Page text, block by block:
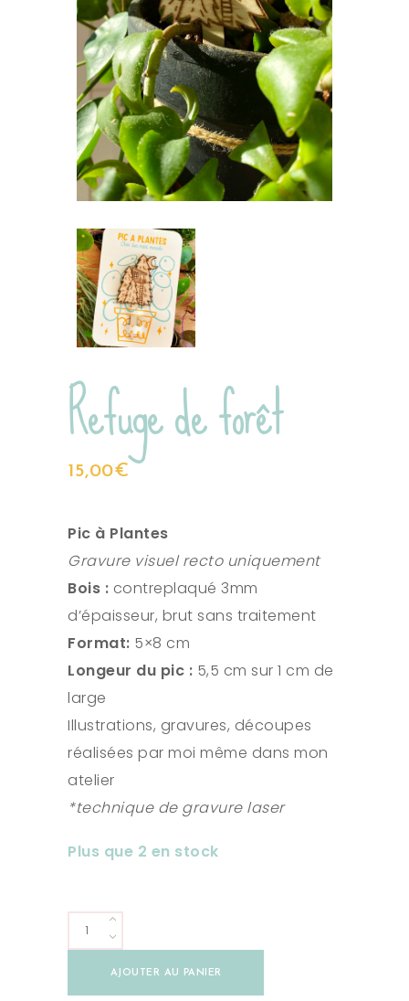
Refuge de forêt
15,00€
Pic à Plantes
Gravure visuel recto uniquement
Bois : contreplaqué 3mm
d’épaisseur, brut sans traitement
Format: 5×8 cm
Longeur du pic : 5,5 cm sur 1 cm de
large
Illustrations, gravures, découpes
réalisées par moi même dans mon
atelier
*technique de gravure laser
Plus que 2 en stock
Refuge
de
AJOUTER AU PANIER